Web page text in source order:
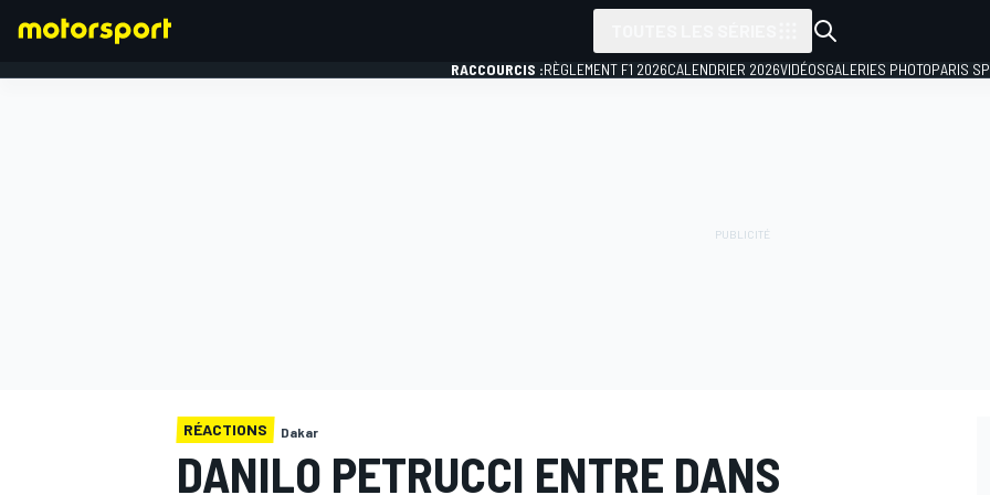
RACCOURCIS :RÈGLEMENT F1 2026CALENDRIER 2026VIDÉOSGALERIES PHOTOPARIS
RÉACTIONS Dakar
DANILO PETRUCCI ENTRE DANS